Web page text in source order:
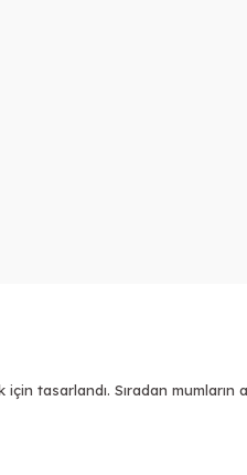
tasarlandı. Sıradan mumların